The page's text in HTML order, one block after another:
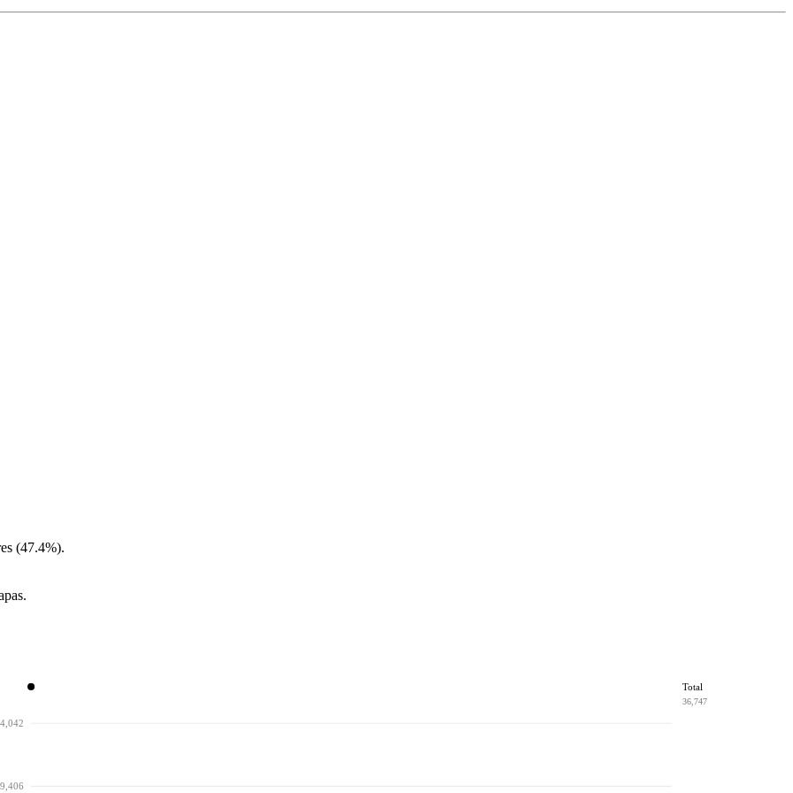
(47.4%).
Total
36,747